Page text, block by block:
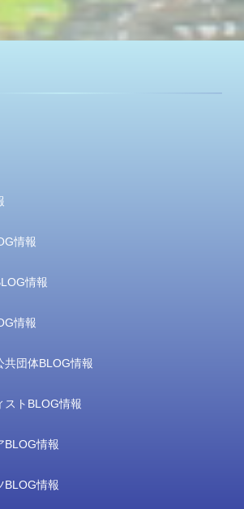
情報
情報
情報
共団体BLOG情報
ストBLOG情報
BLOG情報
BLOG情報